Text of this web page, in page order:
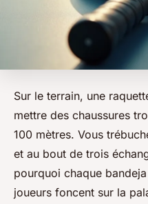
Sur le terrain, une
mettre des chaussures
100 mètres. Vous
et au bout de trois
pourquoi chaque
joueurs foncent sur la